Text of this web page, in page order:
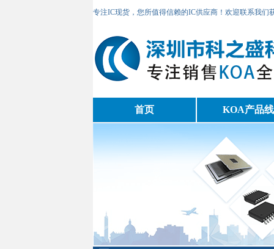
专注IC现货，您所值得信赖的IC供应商！欢迎联系我们
首页 KOA产品线